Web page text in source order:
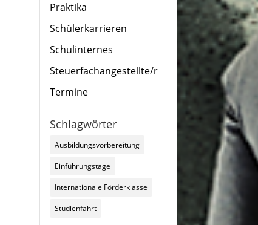
Praktika
Schülerkarrieren
Schulinternes
Steuerfachangestellte/r
Termine
Schlagwörter
Ausbildungsvorbereitung
Einführungstage
Internationale Förderklasse
Studienfahrt